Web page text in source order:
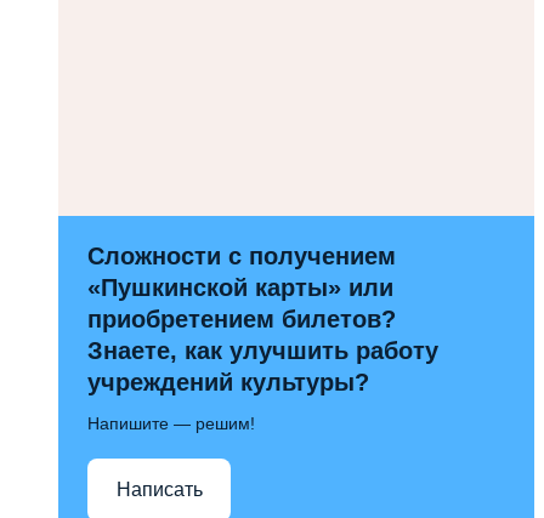
Сложности с получением
«Пушкинской карты» или
приобретением билетов?
Знаете, как улучшить работу
учреждений культуры?
Напишите — решим!
Написать